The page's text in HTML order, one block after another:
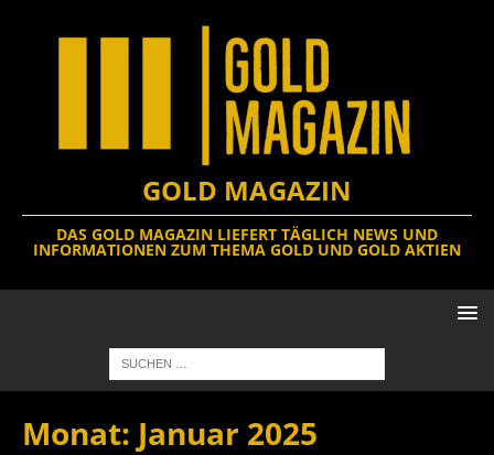
GOLD MAGAZIN
DAS GOLD MAGAZIN LIEFERT TÄGLICH NEWS UND
INFORMATIONEN ZUM THEMA GOLD UND GOLD AKTIEN
Monat: Januar 2025